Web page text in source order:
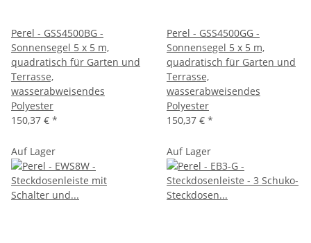
Perel - GSS4500BG -
Sonnensegel 5 x 5 m,
quadratisch für Garten und
Terrasse,
wasserabweisendes
Polyester
150,37 € *
Perel - GSS4500GG -
Sonnensegel 5 x 5 m,
quadratisch für Garten und
Terrasse,
wasserabweisendes
Polyester
150,37 € *
Auf Lager Auf Lager